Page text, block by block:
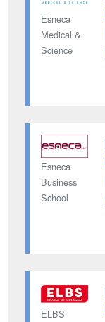
Esneca
Medical &
Science
Esneca
Business
School
ELBS